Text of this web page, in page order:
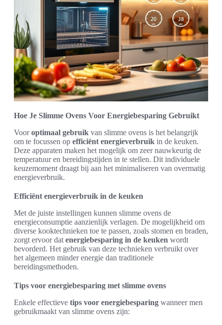
Hoe Je Slimme Ovens Voor Energiebesparing Gebruikt
Vooroptimaal gebruik van slimme ovens is het belangrijk
om te focussen op efficiënt energieverbruik in de keuken.
Deze apparaten maken het mogelijk om zeer nauwkeurig de
temperatuur en bereidingstijden in te stellen. Dit individuele
keuzemoment draagt bij aan het minimaliseren van overmatig
energieverbruik.
Efficiënt energieverbruik in de keuken
Met de juiste instellingen kunnen slimme ovens de
energieconsumptie aanzienlijk verlagen. De mogelijkheid om
diverse kooktechnieken toe te passen, zoals stomen en braden,
zorgt ervoor dat energiebesparing in de keuken wordt
bevorderd. Het gebruik van deze technieken verbruikt over
het algemeen minder energie dan traditionele
bereidingsmethoden.
Tips voor energiebesparing met slimme ovens
Enkele effectieve tips voor energiebesparing wanneer men
gebruikmaakt van slimme ovens zijn: